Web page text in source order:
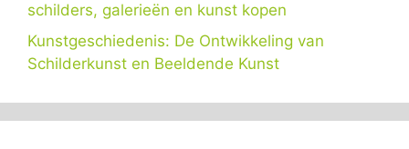
schilders, galerieën en kunst kopen
Kunstgeschiedenis: De Ontwikkeling van
Schilderkunst en Beeldende Kunst